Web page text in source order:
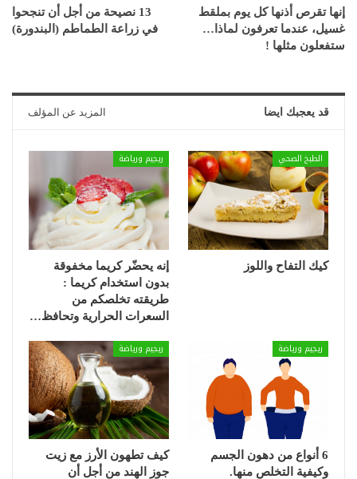
إنها تقرص أذنها كل يوم بملقط
غسيل، عندما تعرفون لماذا…
ستفعلون مثلها !
13 نصيحة من أجل أن تنجحوا
في زراعة الطماطم (البندورة)
قد يعجبك ايضا المزيد عن المؤلف
الطبخ الصحي
كيك التفاح واللوز
ريجيم ورياضة
إنه يحضّر كريما مخفوقة
بدون استخدام كريما :
طريقته تخلصكم من
السعرات الحرارية وتحافظ…
ريجيم ورياضة
6 أنواع من دهون الجسم
وكيفية التخلص منها.
ريجيم ورياضة
كيف تطهون الأرز مع زيت
جوز الهند من أجل أن